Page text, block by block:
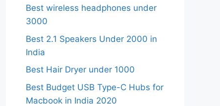
Best wireless headphones under
3000
Best 2.1 Speakers Under 2000 in
India
Best Hair Dryer under 1000
Best Budget USB Type-C Hubs for
Macbook in India 2020